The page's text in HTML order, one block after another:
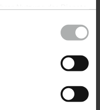
Sie unter